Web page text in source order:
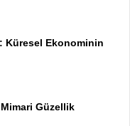
Küresel Ekonominin
Güzellik